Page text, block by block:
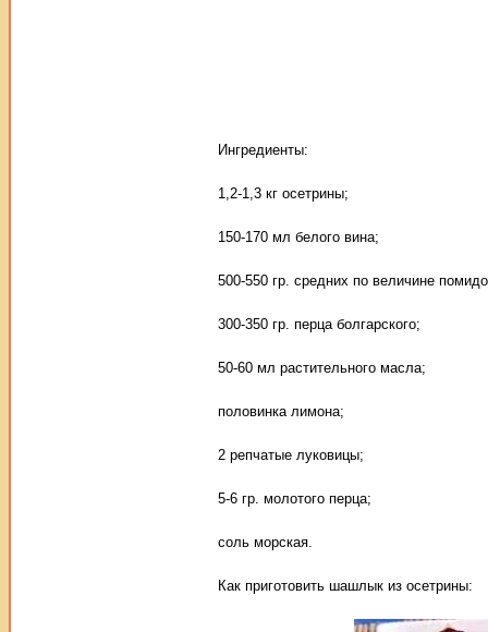
Ингредиенты:
1,2-1,3 кг осетрины;
150-170 мл белого вина;
500-550 гр. средних по величине
300-350 гр. перца болгарского;
50-60 мл растительного масла;
половинка лимона;
2 репчатые луковицы;
5-6 гр. молотого перца;
соль морская.
Как приготовить шашлык из осетрины: